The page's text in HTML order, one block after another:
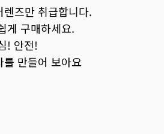
즈만 취급합니다.
게 구매하세요.
! 안전!
를 만들어 보아요